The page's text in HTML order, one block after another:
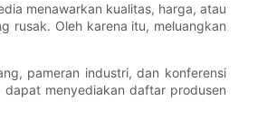
menawarkan kualitas, harga, atau
rusak. Oleh karena itu, meluangkan
pameran industri, dan konferensi
menyediakan daftar produsen